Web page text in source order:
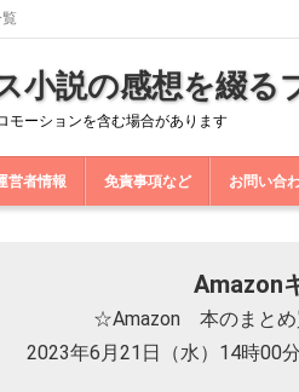
小説の感想を綴
モーションを含む場合があります
営者情報 免責事項など お問い合
Amazon
☆Amazon 本のまとめ
2023年6月21日（水）14時00